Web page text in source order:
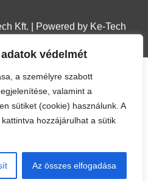
Az összes elfogadása
Kft. | Powered by Ke-Tech